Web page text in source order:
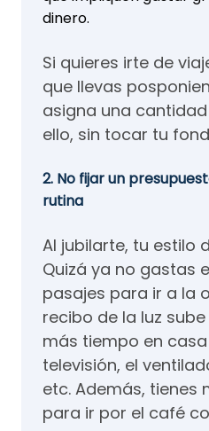
dinero.
Si quieres irte de
que llevas
asigna una
ello, sin tocar tu
2. No fijar un
rutina
Al jubilarte, tu estilo
Quizá ya no gastas
pasajes para ir a la
recibo de la luz
más tiempo en
televisión, el
etc. Además, tienes
para ir por el café